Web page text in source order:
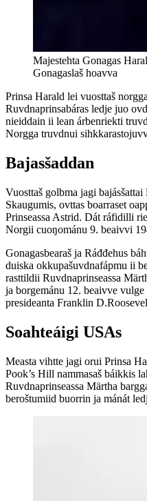
Majestehta Gonagas
Gonagaslaš hoavva
Prinsa Harald lei vuosttaš
Ruvdnaprinsabáras ledje juo
nieiddain ii lean árbenriekti
Norgga truvdnui
Bajasšaddan
Vuosttaš golbma jagi
Skaugumis, ovttas boarraset
Prinseassa Astrid. Dát ráfidilli
Norgii cuoŋománu 9. beaivvi
Gonagasbearaš ja Ráđđehus
duiska okkupašuvdnafápmu ii
rasttildii Ruvdnaprinseassa
ja borgemánu 12. beaivve
presideanta Franklin
Soahteáigi USAs
Measta vihtte jagi orui Prinsa
Pook’s Hill nammasaš báikkis
Ruvdnaprinseassa Märtha
beroštumiid buorrin ja mánát